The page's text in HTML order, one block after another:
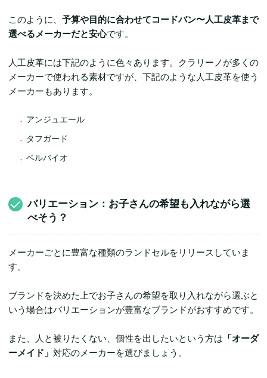
このように、 予算や目的に合わせてコードバン〜人工皮革まで
選べるメーカーだと安心です。
人工皮革には下記のように色々あります。クラリーノが多くの
メーカーで使われる素材ですが、下記のような人工皮革を使う
メーカーもあります。
アンジュエール
タフガード
ベルバイオ
バリエーション：お子さんの希望も入れながら選
べそう？
メーカーごとに豊富な種類のランドセルをリリースしていま
す。
ブランドを決めた上でお子さんの希望を取り入れながら選ぶと
いう場合はバリエーションが豊富なブランドがおすすめです。
また、人と被りたくない、個性を出したいという方は 「オーダ
ーメイド」 対応のメーカーを選びましょう。